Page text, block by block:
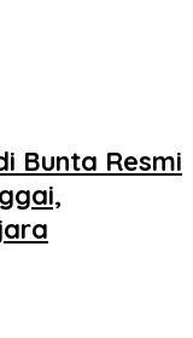
Bunta Resmi